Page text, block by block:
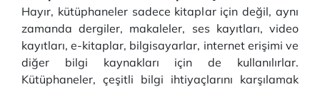
Hayır, kütüphaneler sadece kitaplar için değil, aynı
zamanda dergiler, makaleler, ses kayıtları, video
kayıtları, e-kitaplar, bilgisayarlar, internet erişimi ve
diğer bilgi kaynakları için de kullanılırlar.
Kütüphaneler, çeşitli bilgi ihtiyaçlarını karşılamak